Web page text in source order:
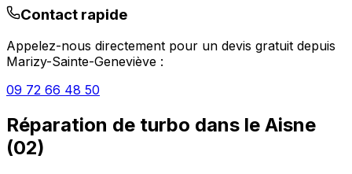
Contact rapide
Appelez-nous directement pour un devis gratuit depuis
Marizy-Sainte-Geneviève :
09 72 66 48 50
Réparation de turbo dans le Aisne
(02)